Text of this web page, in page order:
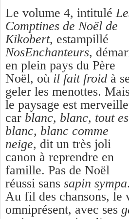
Le volume 4, intitulé
Comptines de Noël de
Kikobert, estampillé
NosEnchanteurs,
en plein pays du Père
Noël, où il fait froid à
geler les menottes.
le paysage est
car blanc, blanc, tout
blanc, blanc comme
neige, dit un très joli
canon à reprendre en
famille. Pas de Noël
réussi sans sapin sympa.
Au fil des chansons, le
omniprésent, avec ses